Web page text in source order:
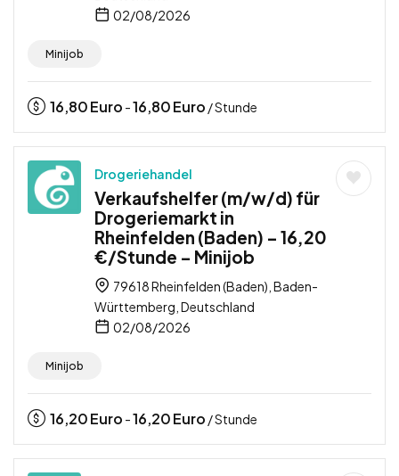
02/08/2026
Minijob
16,80Euro -16,80Euro / Stunde
Drogeriehandel
Verkaufshelfer (m/w/d) für
Drogeriemarkt in
Rheinfelden (Baden) – 16,20
€/Stunde – Minijob
79618 Rheinfelden (Baden), Baden-
Württemberg, Deutschland
02/08/2026
Minijob
16,20Euro -16,20Euro / Stunde